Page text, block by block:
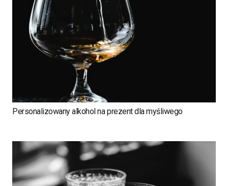
Personalizowany alkohol na prezent dla myśliwego